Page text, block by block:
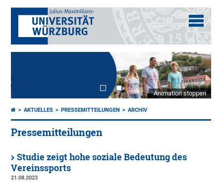
Animation stoppen
AKTUELLES PRESSEMITTEILUNGEN ARCHIV
Pressemitteilungen
Studie zeigt hohe soziale Bedeutung des
Vereinssports
21.08.2023